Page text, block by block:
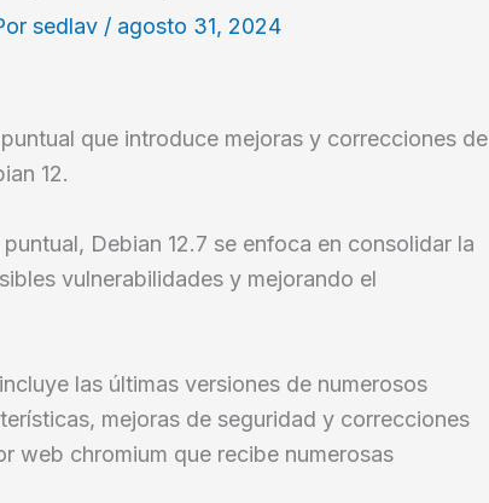
sedlav / agosto 31, 2024
que introduce mejoras y correcciones de
12.
Debian 12.7 se enfoca en consolidar la
vulnerabilidades y mejorando el
las últimas versiones de numerosos
mejoras de seguridad y correcciones
web chromium que recibe numerosas